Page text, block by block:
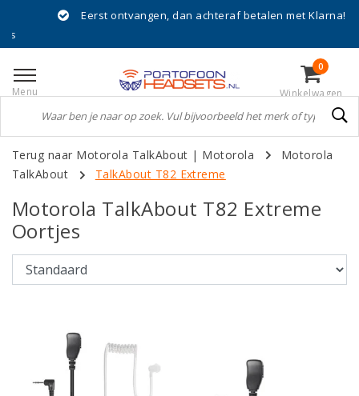
Eerst ontvangen, dan achteraf betalen met Klarna!
Menu
0
Winkelwagen
Terug naar Motorola TalkAbout | Motorola
Motorola
TalkAbout
TalkAbout T82 Extreme
Motorola TalkAbout T82 Extreme
Oortjes